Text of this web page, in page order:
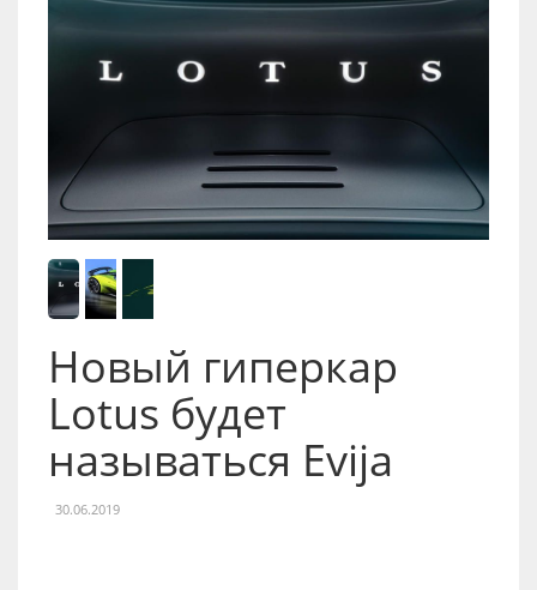
Новый гиперкар
Lotus будет
называться Evija
30.06.2019